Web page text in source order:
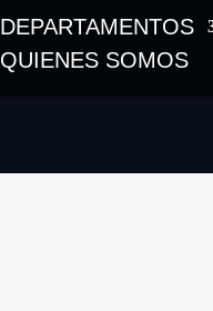
DEPARTAMENTOS
QUIENES SOMOS